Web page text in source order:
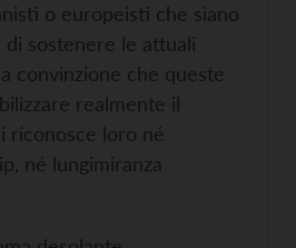
o europeisti che siano
di sostenere le attuali
convinzione che queste
realmente il
riconosce loro né
né lungimiranza